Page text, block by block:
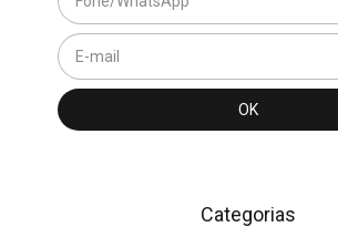
Categorias